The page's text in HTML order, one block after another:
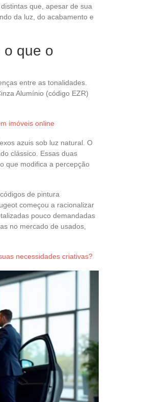
que, apesar de sua
da luz, do acabamento e
o que o
entre as tonalidades.
Alumínio (código EZR)
imóveis online
azuis sob luz natural. O
clássico. Essas duas
que modifica a percepção
de pintura
começou a racionalizar
pouco demandadas
no mercado de usados,
necessidades criativas?